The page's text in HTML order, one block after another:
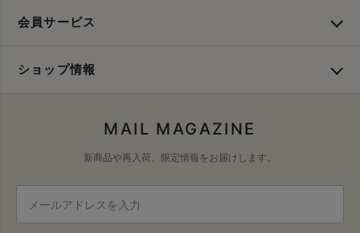
会員サービス
ショップ情報
MAIL MAGAZINE
新商品や再入荷、限定情報をお届けします。